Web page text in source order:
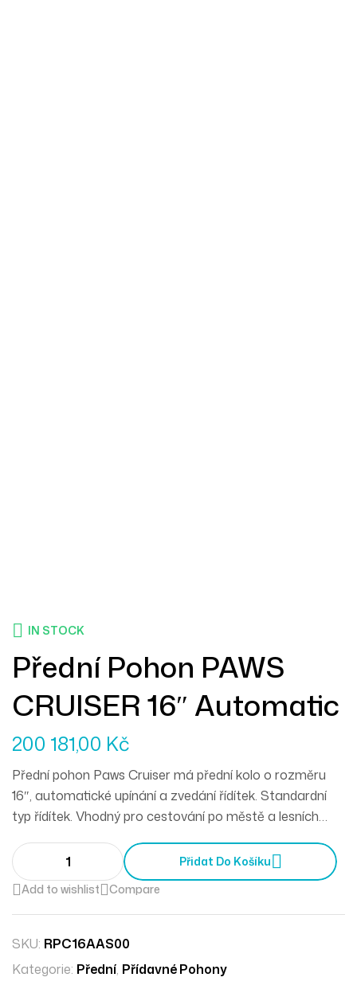
IN STOCK
Přední Pohon PAWS
CRUISER 16″ Automatic
200 181,00 Kč
Přední pohon Paws Cruiser má přední kolo o rozměru
16″, automatické upínání a zvedání řídítek. Standardní
typ řídítek. Vhodný pro cestování po městě a lesních
Přidat Do Košíku
Add to wishlist
Compare
SKU: RPC16AAS00
Kategorie: Přední, Přídavné Pohony